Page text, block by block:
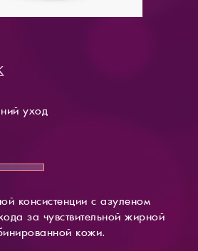
уход
консистенции с азуленом
за чувствительной жирной
кожи.